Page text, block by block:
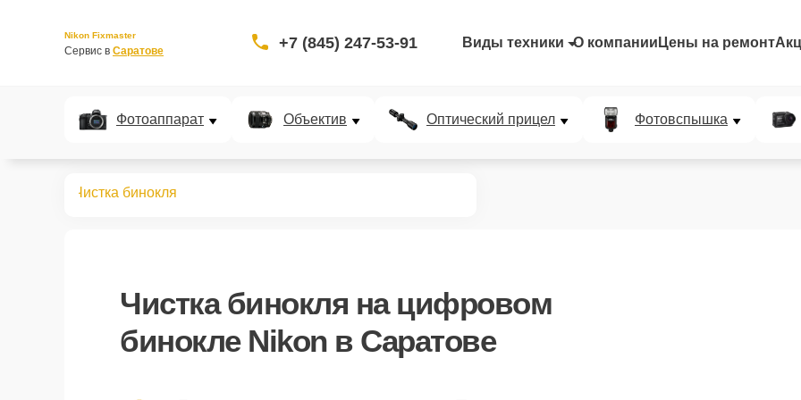
Nikon Fixmaster
Сервис в Саратове +7 (845) 247-53-91 Виды техники О компании Цены на ремонт
Фотоаппарат Объектив Оптический прицел Фотовспышка
Чистка бинокля
Чистка бинокля на цифровом
бинокле Nikon в Саратове